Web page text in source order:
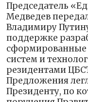
Председатель
Медведев
Владимиру
поддержке
систем и
резидентами
Предложения
Президенту, по